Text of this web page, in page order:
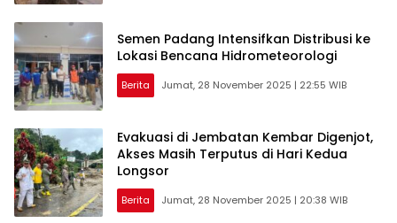
Semen Padang Intensifkan Distribusi ke
Lokasi Bencana Hidrometeorologi
Berita Jumat, 28 November 2025 | 22:55 WIB
Evakuasi di Jembatan Kembar Digenjot,
Akses Masih Terputus di Hari Kedua
Longsor
Berita Jumat, 28 November 2025 | 20:38 WIB